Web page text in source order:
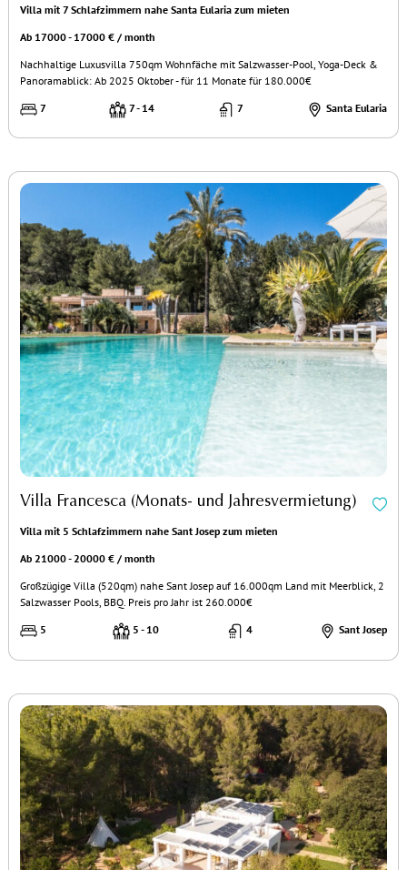
Villa mit 7 Schlafzimmern nahe Santa Eularia zum mieten
Ab 17000 - 17000 € / month
Nachhaltige Luxusvilla 750qm Wohnfäche mit Salzwasser-Pool, Yoga-Deck &
Panoramablick: Ab 2025 Oktober - für 11 Monate für 180.000€
7
7 - 14 7 Santa Eularia
Villa Francesca (Monats- und Jahresvermietung)
Villa mit 5 Schlafzimmern nahe Sant Josep zum mieten
Ab 21000 - 20000 € / month
Großzügige Villa (520qm) nahe Sant Josep auf 16.000qm Land mit Meerblick, 2
Salzwasser Pools, BBQ. Preis pro Jahr ist 260.000€
5
5 - 10 4 Sant Josep